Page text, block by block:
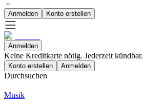
Anmelden Konto erstellen
Anmelden
Keine Kreditkarte nötig. Jederzeit kündbar.
Konto erstellen Anmelden
Durchsuchen
Musik